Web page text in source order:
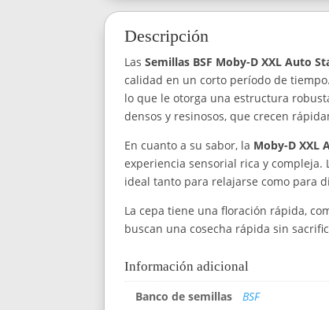
Descripción
Las Semillas BSF Moby-D XXL Auto
calidad en un corto período de
lo que le otorga una estructura
densos y resinosos, que crecen
En cuanto a su sabor, la Moby-D XXL
experiencia sensorial rica y
ideal tanto para relajarse como para
La cepa tiene una floración rápida,
buscan una cosecha rápida sin
Información adicional
Banco de semillas
BSF